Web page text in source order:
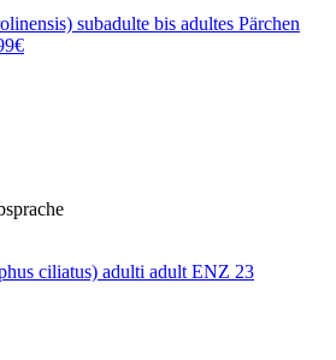
subadulte bis adultes Pärchen